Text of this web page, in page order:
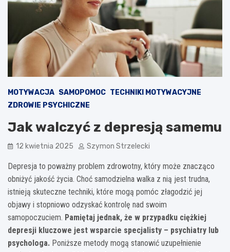
MOTYWACJA SAMOPOMOC TECHNIKI MOTYWACYJNE
ZDROWIE PSYCHICZNE
Jak walczyć z depresją samemu
12 kwietnia 2025 Szymon Strzelecki
Depresja to poważny problem zdrowotny, który może znacząco
obniżyć jakość życia. Choć samodzielna walka z nią jest trudna,
istnieją skuteczne techniki, które mogą pomóc złagodzić jej
objawy i stopniowo odzyskać kontrolę nad swoim
samopoczuciem. Pamiętaj jednak, że w przypadku ciężkiej
depresji kluczowe jest wsparcie specjalisty – psychiatry lub
psychologa. Poniższe metody mogą stanowić uzupełnienie